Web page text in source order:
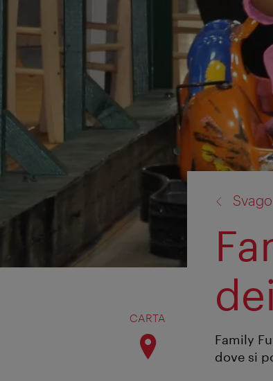
CARTA
Family
dove si